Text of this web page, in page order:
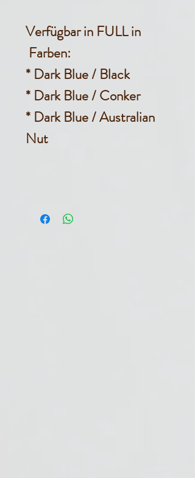
Verfügbar in FULL in
Farben:
* Dark Blue / Black
* Dark Blue / Conker
* Dark Blue / Australian
Nut